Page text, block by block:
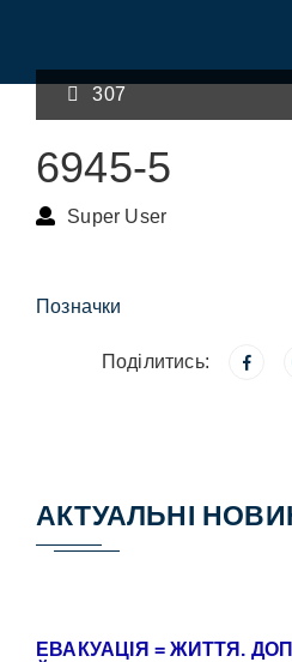
307
6945-5
Super User
Позначки
Поділитись:
АКТУАЛЬНІ
ЕВАКУАЦІЯ = ЖИТТЯ.